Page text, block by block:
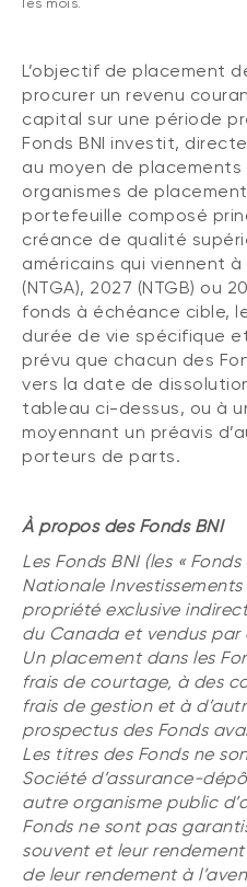
les mois.
L’objectif de placement
procurer un revenu
capital sur une période
Fonds BNI investit,
au moyen de
organismes de
portefeuille composé
créance de qualité
américains qui viennent
(NTGA), 2027 (NTGB) ou
fonds à échéance cible,
durée de vie spécifique
prévu que chacun des
vers la date de
tableau ci-dessus, ou à
moyennant un préavis
porteurs de parts.
À propos des Fonds BNI
Les Fonds BNI (les «
Nationale
propriété exclusive
du Canada et vendus par
Un placement dans les
frais de courtage, à des
frais de gestion et à
prospectus des Fonds
Les titres des Fonds ne
Société d’assurance-
autre organisme public
Fonds ne sont pas
souvent et leur
de leur rendement à